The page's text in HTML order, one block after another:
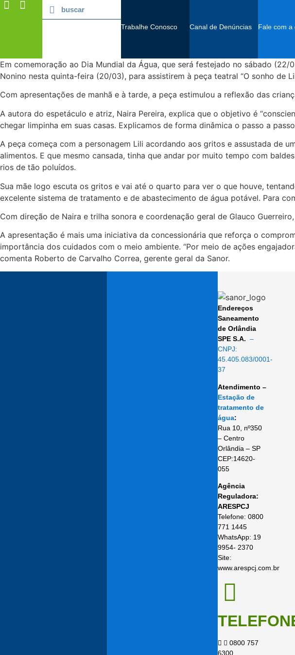
Trabalhe Conosco Canal de Denúncias Fale com a
Em comemoração ao Dia Mundial da Água, que será festejado no sábado
Nonino nesta quinta-feira (20/03), para assistirem à peça teatral “O sonho de
Com apresentações de manhã e à tarde, a peça estimulou a reflexão das
A autora do espetáculo e atriz, Naira Pereira, explica que o objetivo é
chegar limpinha em suas casas. Explicamos de forma dinâmica o passo a
A peça começa com a personagem Lili acordando aos gritos e assustada de
alimentos. E que mesmo cansada, tinha que andar por muito tempo com
rios de tão poluídos.
Sua mãe logo escuta os gritos e vai até o quarto para ver o que houve,
excelente sistema de tratamento e de abastecimento de água potável. Para
Com direção de Naira e trilha sonora e coordenação geral de Glauco
A apresentação é mais uma iniciativa da concessionária que reforça o
importância dos cuidados com o meio ambiente. “Por meio de ações
comenta Roberto de Carvalho Correa, gerente geral da Sanor.
Endereços
Saneamento
de Orlândia
SPE S.A. –
CNPJ:
45.405.083/0001-
37
Atendimento –
Estação de
tratamento de
água:
Rua 10, nº350
– Centro
Orlândia – SP
CEP:14620-
055
Agência
Reguladora:
ARESPCJ
Telefone: 0800
771 1445
WhatsApp: 19
9954- 2370
Site:
www.arespcj.com.br
0800 757
6300